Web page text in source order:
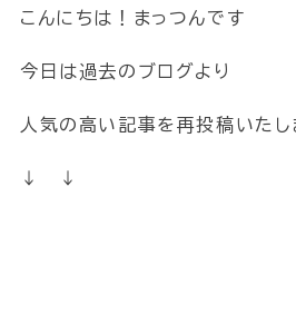
こんにちは！まっつんです
今日は過去のブログより
人気の高い記事を再投稿いた
↓ ↓